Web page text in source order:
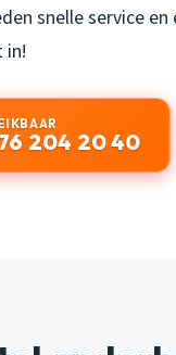
snelle service
in!
204 20 40